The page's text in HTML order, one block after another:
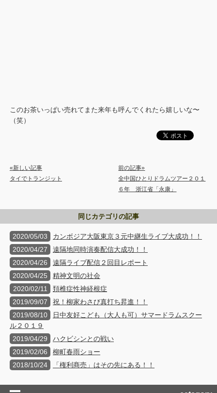
このお茶いっぱい売れてまた来年も呼んでくれたら嬉しいな〜
（笑）
«新しい記事
タイでトランジット
前の記事»
全中国ひとりドラムツアー２０１
６年 浙江省「永康」
同じカテゴリの記事
2020/05/03
カンボジア大阪東京３元中継生ライブ大成功！！
2020/04/27
遠隔地同時演奏配信大成功！！
2020/04/26
遠隔ライブ配信２回目レポート
2020/04/25
精神文明の社会
2020/02/11
頚椎症性神経根症
2019/09/07
祝！柳家わさび真打ち昇進！！
2019/08/10
日中友好こども（大人も可）サマードラムスクー
ル２０１９
2019/04/29
ハクビシンとの戦い
2019/02/06
柳町春雨ショー
2018/10/24
「権利商売」はその先にある！！